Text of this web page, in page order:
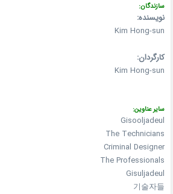
سازندگان:
نویسنده:
Kim Hong-sun
کارگردان:
Kim Hong-sun
سایر عناوین:
Gisooljadeul
The Technicians
Criminal Designer
The Professionals
Gisuljadeul
기술자들